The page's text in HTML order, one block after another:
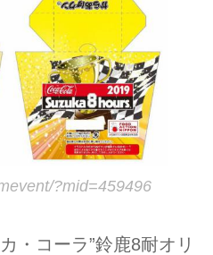
?mid=459496
・コーラ”鈴鹿8耐オリ